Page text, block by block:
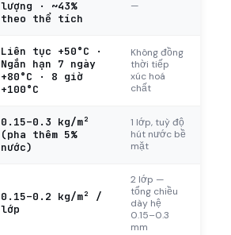
lượng · ~43%
theo thể tích
—
Liên tục +50°C ·
Ngắn hạn 7 ngày
+80°C · 8 giờ
+100°C
Không đồng
thời tiếp
xúc hoá
chất
0.15–0.3 kg/m²
(pha thêm 5%
nước)
1 lớp, tuỳ độ
hút nước bề
mặt
0.15–0.2 kg/m² /
lớp
2 lớp —
tổng chiều
dày hệ
0.15–0.3
mm